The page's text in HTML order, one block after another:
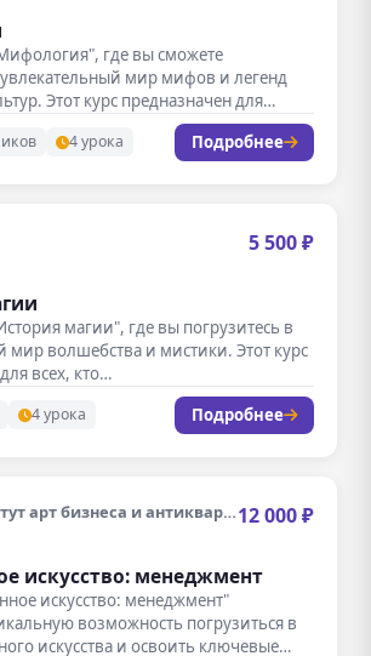
где вы сможете
увлекательный мир мифов и легенд
Этот курс предназначен для…
4 урока Подробнее
5 500 ₽
магии", где вы погрузитесь в
мир волшебства и мистики. Этот курс
всех, кто…
4 урока Подробнее
Институт арт бизнеса и антиквариата12 000 ₽
искусство: менеджмент
искусство: менеджмент"
возможность погрузиться в
искусства и освоить ключевые